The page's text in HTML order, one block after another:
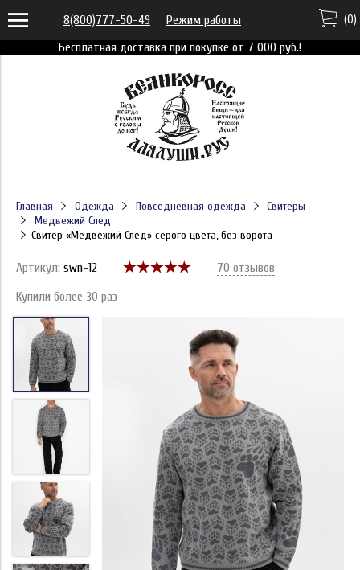
Бесплатная доставка при покупке от 7 000 руб.!
8(800)777-50-49 Режим работы (0)
Главная Одежда Повседневная одежда
Свитеры
Медвежий След
Свитер «Медвежий След» серого цвета, без ворота
Артикул: swn-12 70 отзывов
Купили более 30 раз